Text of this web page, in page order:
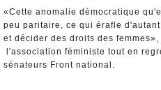
«Cette anomalie démocratique
peu paritaire, ce qui érafle
et décider des droits des
l'association féministe tout en
sénateurs Front national.